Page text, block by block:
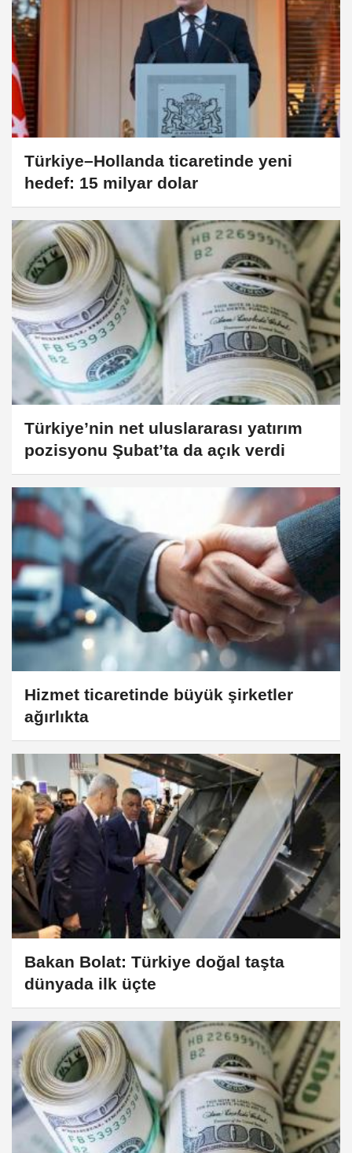
Türkiye–Hollanda ticaretinde yeni
hedef: 15 milyar dolar
Türkiye’nin net uluslararası yatırım
pozisyonu Şubat’ta da açık verdi
Hizmet ticaretinde büyük şirketler
ağırlıkta
Bakan Bolat: Türkiye doğal taşta
dünyada ilk üçte